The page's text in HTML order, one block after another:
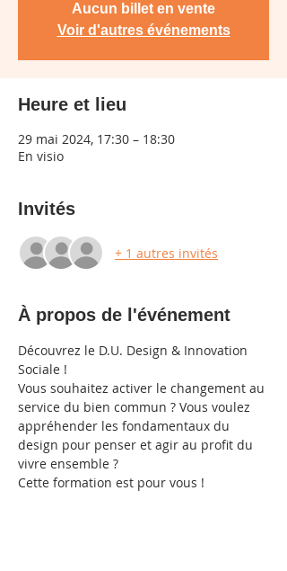
Aucun billet en vente
Voir d'autres événements
Heure et lieu
29 mai 2024, 17:30 – 18:30
En visio
Invités
+ 1 autres invités
À propos de l'événement
Découvrez le D.U. Design & Innovation
Sociale !
Vous souhaitez activer le changement au
service du bien commun ? Vous voulez
appréhender les fondamentaux du
design pour penser et agir au profit du
vivre ensemble ?
Cette formation est pour vous !